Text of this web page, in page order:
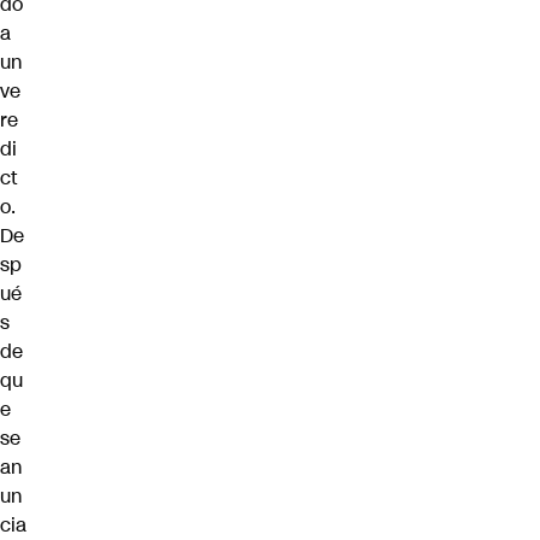
a
un
ve
re
di
ct
o.
De
sp
ué
s
de
qu
e
se
an
un
cia